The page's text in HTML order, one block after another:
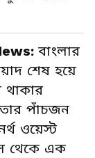
বাংলার
শেষ হয়ে
থাকার
পাঁচজন
ওয়েস্ট
থেকে এক